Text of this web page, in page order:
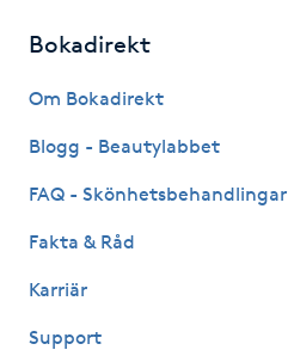
IPL hårborttagning
Bokadirekt
Om Bokadirekt
Blogg - Beautylabbet
FAQ - Skönhetsbehandlingar
Fakta & Råd
Karriär
Support